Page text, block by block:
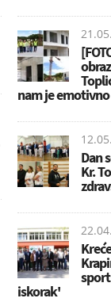
nam je
Dan
Kr.
iskorak'